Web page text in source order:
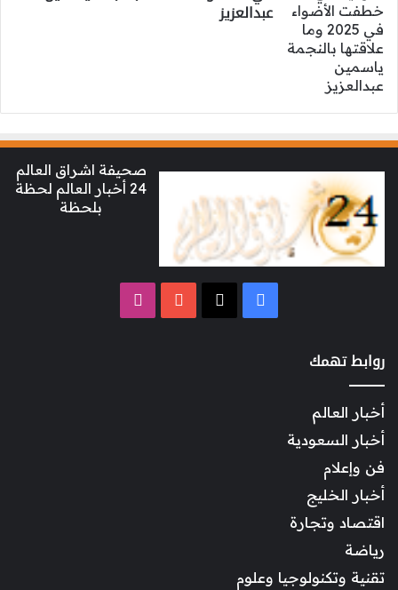
عبدالعزيز
صحيفة اشراق العالم
24 أخبار العالم لحظة
بلحظة
فيسبوك ‫YouTube
روابط تهمك
أخبار العالم
أخبار السعودية
فن وإعلام
أخبار الخليج
اقتصاد وتجارة
رياضة
تقنية وتكنولوجيا وعلوم